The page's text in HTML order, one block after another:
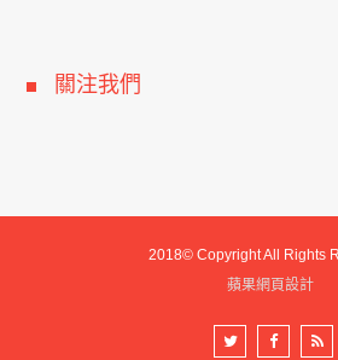
關注我們
2018© Copyright All Rights
蘋果網頁設計